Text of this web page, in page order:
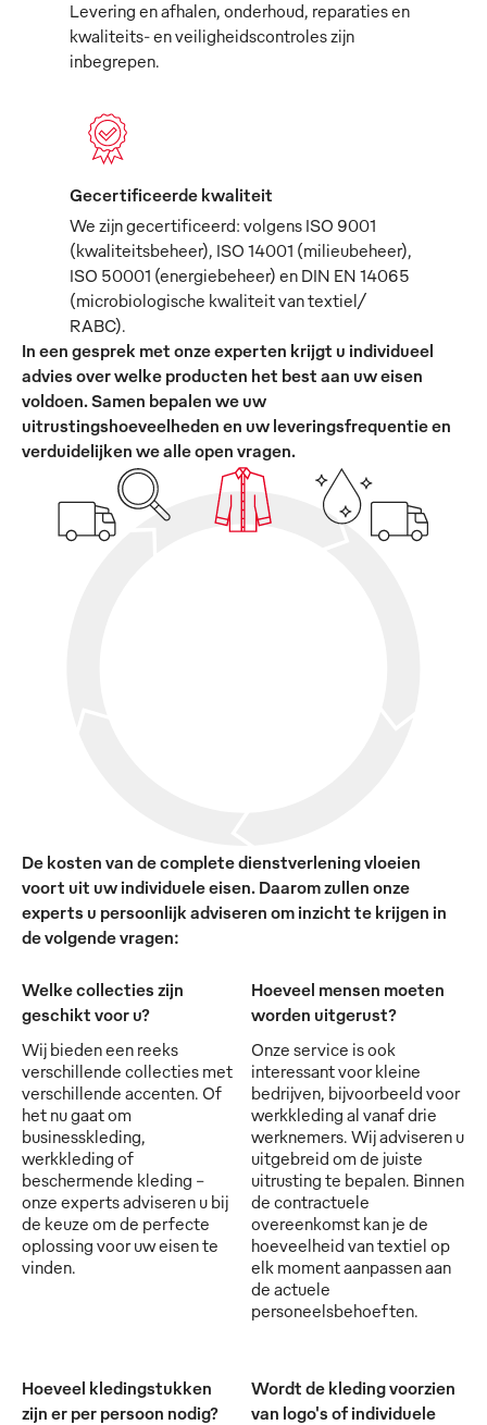
Levering en afhalen, onderhoud, reparaties en
kwaliteits- en veiligheidscontroles zijn
inbegrepen.
Gecertificeerde kwaliteit
We zijn gecertificeerd: volgens ISO 9001
(kwaliteitsbeheer), ISO 14001 (milieubeheer),
ISO 50001 (energiebeheer) en DIN EN 14065
(microbiologische kwaliteit van textiel/
RABC).
In een gesprek met onze experten krijgt u individueel
advies over welke producten het best aan uw eisen
voldoen. Samen bepalen we uw
uitrustingshoeveelheden en uw leveringsfrequentie en
verduidelijken we alle open vragen.
De kosten van de complete dienstverlening vloeien
voort uit uw individuele eisen. Daarom zullen onze
experts u persoonlijk adviseren om inzicht te krijgen in
de volgende vragen:
Welke collecties zijn
geschikt voor u?
Wij bieden een reeks
verschillende collecties met
verschillende accenten. Of
het nu gaat om
businesskleding,
werkkleding of
beschermende kleding -
onze experts adviseren u bij
de keuze om de perfecte
oplossing voor uw eisen te
vinden.
Hoeveel mensen moeten
worden uitgerust?
Onze service is ook
interessant voor kleine
bedrijven, bijvoorbeeld voor
werkkleding al vanaf drie
werknemers. Wij adviseren u
uitgebreid om de juiste
uitrusting te bepalen. Binnen
de contractuele
overeenkomst kan je de
hoeveelheid van textiel op
elk moment aanpassen aan
de actuele
personeelsbehoeften.
Hoeveel kledingstukken
zijn er per persoon nodig?
Wordt de kleding voorzien
van logo's of individuele